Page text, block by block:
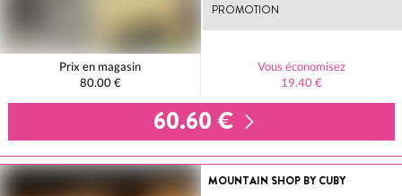
PROMOTION
Prix en magasin
80.00 €
Vous économisez
19.40 €
60.60 €
MOUNTAIN SHOP BY CUBY